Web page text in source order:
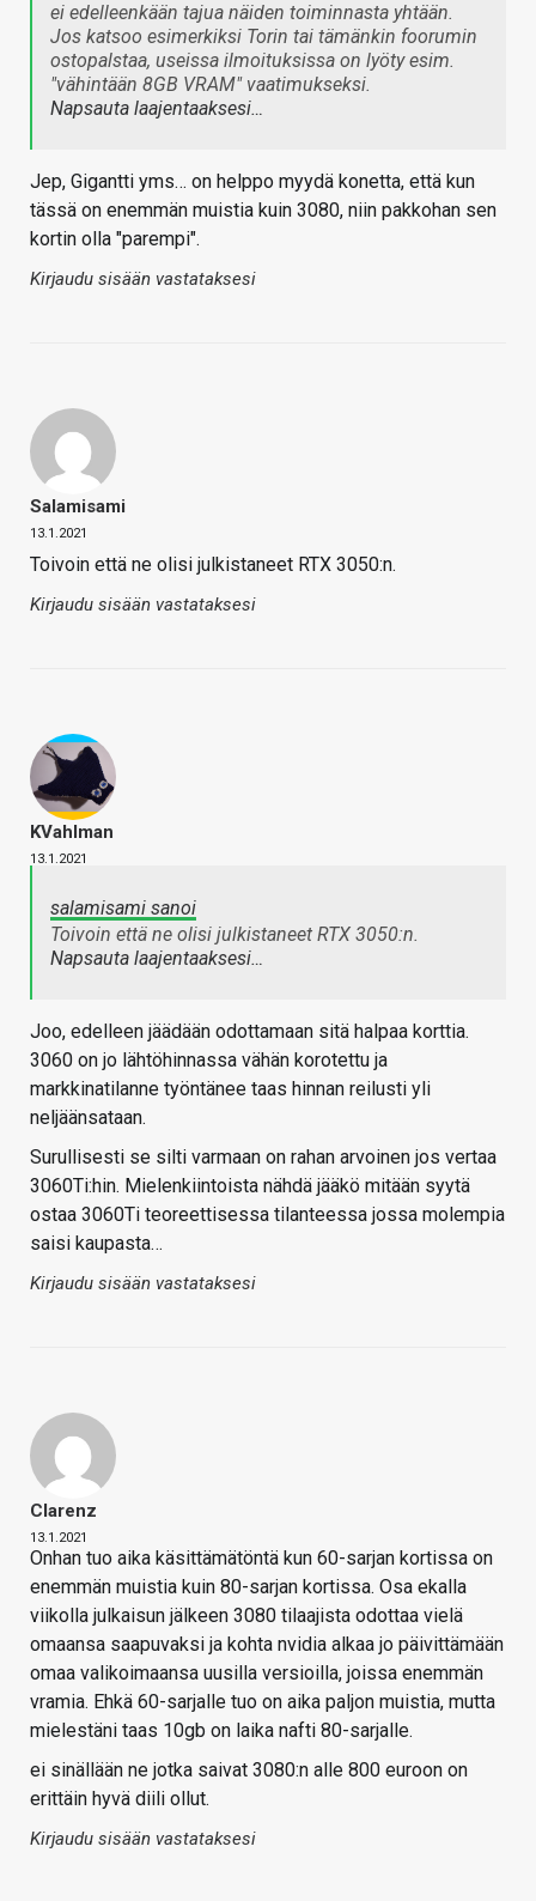
ei edelleenkään tajua näiden toiminnasta yhtään.
Jos katsoo esimerkiksi Torin tai tämänkin foorumin
ostopalstaa, useissa ilmoituksissa on lyöty esim.
"vähintään 8GB VRAM" vaatimukseksi.
Napsauta laajentaaksesi…
Jep, Gigantti yms… on helppo myydä konetta, että kun
tässä on enemmän muistia kuin 3080, niin pakkohan sen
kortin olla "parempi".
Kirjaudu sisään vastataksesi
Salamisami
13.1.2021
Toivoin että ne olisi julkistaneet RTX 3050:n.
Kirjaudu sisään vastataksesi
KVahlman
13.1.2021
salamisami sanoi
Toivoin että ne olisi julkistaneet RTX 3050:n.
Napsauta laajentaaksesi…
Joo, edelleen jäädään odottamaan sitä halpaa korttia.
3060 on jo lähtöhinnassa vähän korotettu ja
markkinatilanne työntänee taas hinnan reilusti yli
neljäänsataan.
Surullisesti se silti varmaan on rahan arvoinen jos vertaa
3060Ti:hin. Mielenkiintoista nähdä jääkö mitään syytä
ostaa 3060Ti teoreettisessa tilanteessa jossa molempia
saisi kaupasta…
Kirjaudu sisään vastataksesi
Clarenz
13.1.2021
Onhan tuo aika käsittämätöntä kun 60-sarjan kortissa on
enemmän muistia kuin 80-sarjan kortissa. Osa ekalla
viikolla julkaisun jälkeen 3080 tilaajista odottaa vielä
omaansa saapuvaksi ja kohta nvidia alkaa jo päivittämään
omaa valikoimaansa uusilla versioilla, joissa enemmän
vramia. Ehkä 60-sarjalle tuo on aika paljon muistia, mutta
mielestäni taas 10gb on laika nafti 80-sarjalle.
ei sinällään ne jotka saivat 3080:n alle 800 euroon on
erittäin hyvä diili ollut.
Kirjaudu sisään vastataksesi